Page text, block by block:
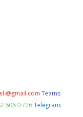
Teams:
606 0 726 Telegram: